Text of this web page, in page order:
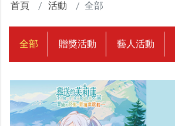
首頁 活動 全部
全部 贈獎活動 藝人活動